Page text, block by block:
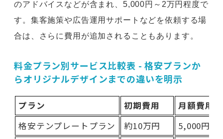
のアドバイスなどが含まれ、5,000円～2万円程度で
す。集客施策や広告運用サポートなどを依頼する場
合は、さらに費用が追加されることもあります。
料金プラン別サービス比較表 - 格安プランか
らオリジナルデザインまでの違いを明示
プラン 初期費用
月額費用
格安テンプレートプラン
約10万円
5,000円前